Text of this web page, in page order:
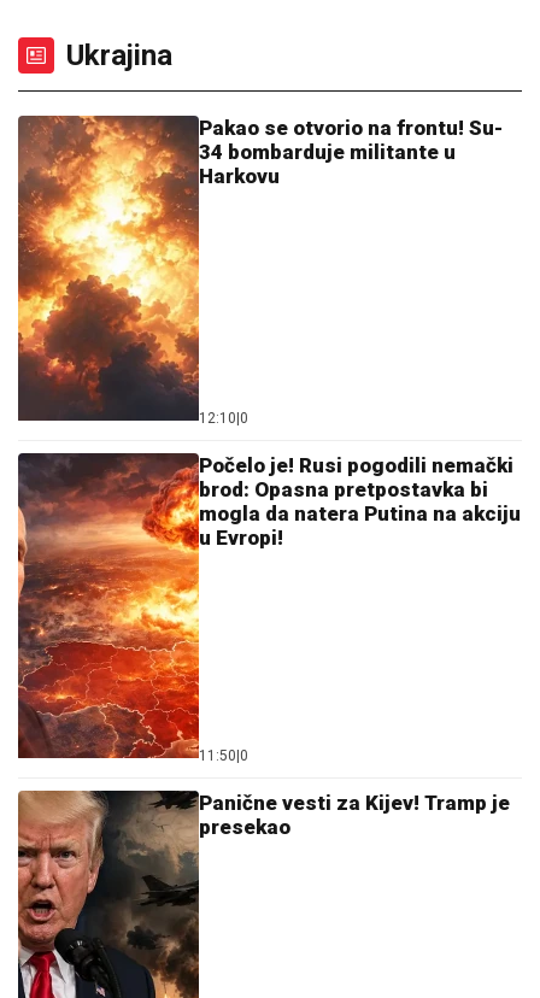
tukli teleskopskim palicama, pa ga šutirali po putu
"IMAO JE NAPADE, TREBALO SE
unuka sa autizmom otišla da živi na
selo, pa morala da donese najtežu
odluku: "Postao je agresivan"
NOVI
NOVOM BEOGRADU: Komšije
progovorile, tvrde da je ovo pozadina
cele priče (FOTO/VIDEO)
SELO DUHOVA POSTALO HIT DESTINACIJA:
iz celog sveta masovno dolaze da ga posete
DRAGAN STANKOVIĆ DAO
OGROMAN NOVAC ZA GALA
PROSLAVU
sve prštalo od luksuza
OVO JE SPISAK UČESNIKA "ELITE
potpisali ugovore, a šuška se da u
Belu kuću stižu i ONI